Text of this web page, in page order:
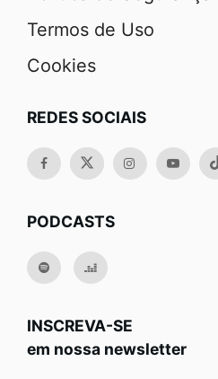
Termos de Uso
Cookies
REDES SOCIAIS
PODCASTS
INSCREVA-SE
em nossa newsletter